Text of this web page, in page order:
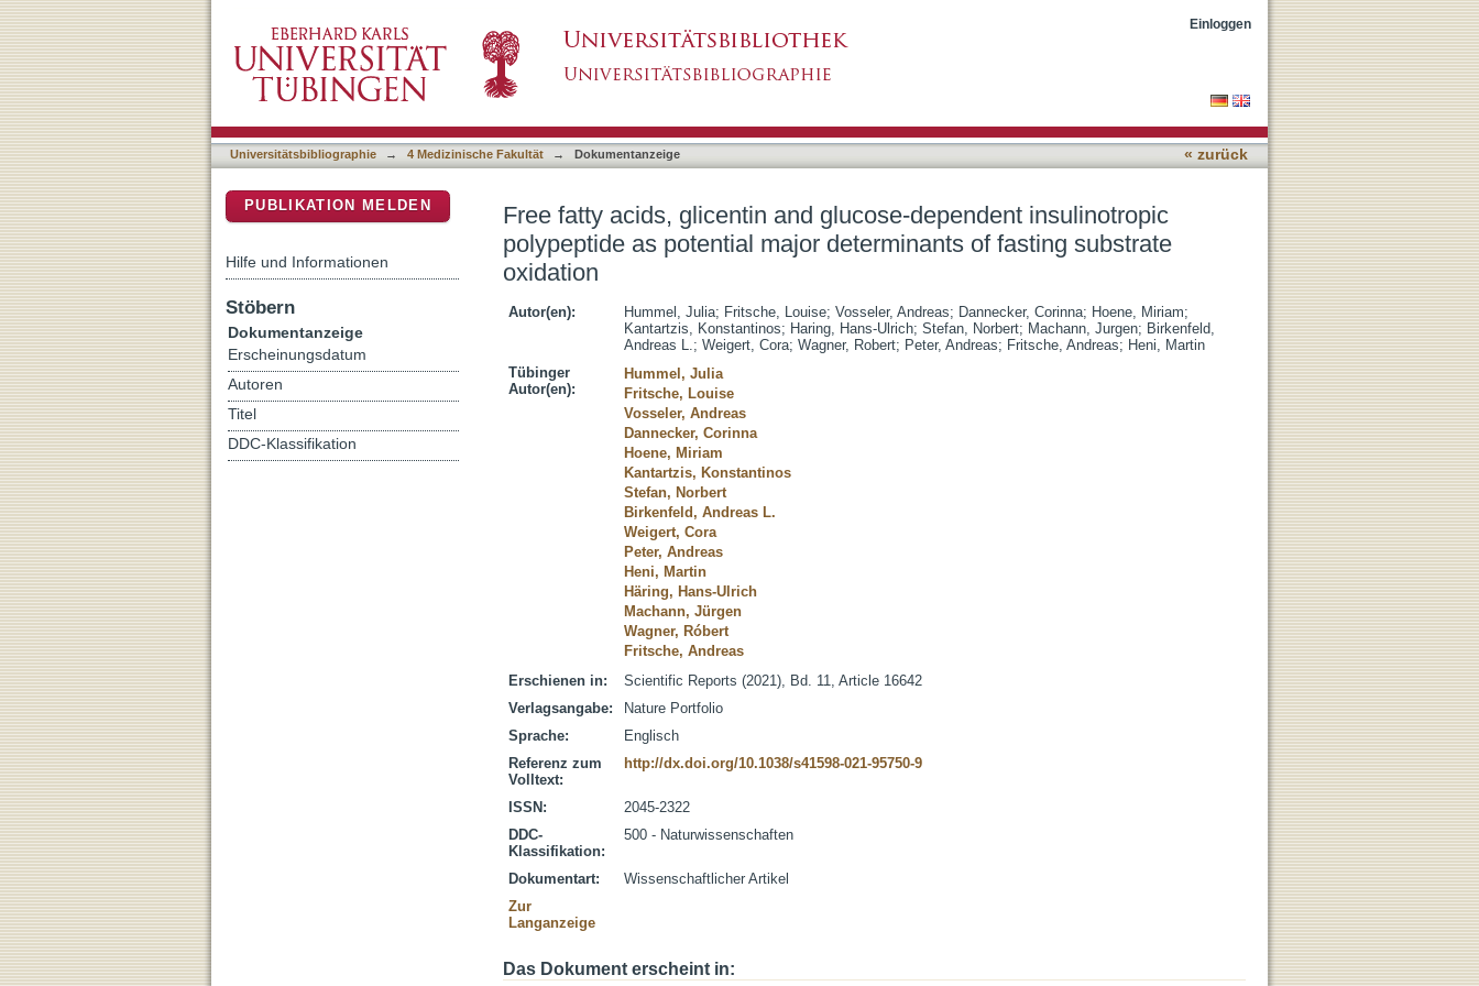
Free fatty acids, glicentin and glucose-dependent insulinotropic polypeptide as potential major
determinants of fasting substrate oxidation
Einloggen
Universitätsbibliographie → 4 Medizinische Fakultät → Dokumentanzeige « zurück
Free fatty acids, glicentin and glucose-dependent insulinotropic
polypeptide as potential major determinants of fasting substrate
oxidation
Autor(en): Hummel, Julia; Fritsche, Louise; Vosseler, Andreas; Dannecker, Corinna; Hoene, Miriam;
Kantartzis, Konstantinos; Haring, Hans-Ulrich; Stefan, Norbert; Machann, Jurgen; Birkenfeld,
Andreas L.; Weigert, Cora; Wagner, Robert; Peter, Andreas; Fritsche, Andreas; Heni, Martin
Tübinger
Autor(en):
Hummel, Julia
Fritsche, Louise
Vosseler, Andreas
Dannecker, Corinna
Hoene, Miriam
Kantartzis, Konstantinos
Stefan, Norbert
Birkenfeld, Andreas L.
Weigert, Cora
Peter, Andreas
Heni, Martin
Häring, Hans-Ulrich
Machann, Jürgen
Wagner, Róbert
Fritsche, Andreas
Erschienen in:
Scientific Reports (2021), Bd. 11, Article 16642
Verlagsangabe:
Nature Portfolio
Sprache:
Englisch
Referenz zum
Volltext:
http://dx.doi.org/10.1038/s41598-021-95750-9
ISSN:
2045-2322
DDC-
Klassifikation:
500 - Naturwissenschaften
Dokumentart:
Wissenschaftlicher Artikel
Zur
Langanzeige
Das Dokument erscheint in:
PUBLIKATION MELDEN
Hilfe und Informationen
Stöbern
Dokumentanzeige
Erscheinungsdatum
Autoren
Titel
DDC-Klassifikation